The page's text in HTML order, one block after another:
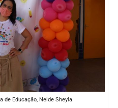
Educação, Neide Sheyla.